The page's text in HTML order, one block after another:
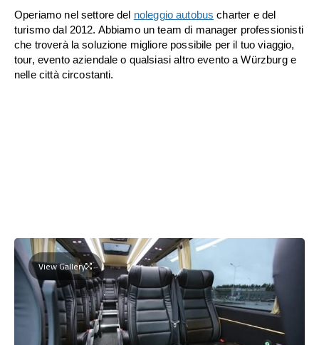
Operiamo nel settore del noleggio autobus charter e del
turismo dal 2012. Abbiamo un team di manager professionisti
che troverà la soluzione migliore possibile per il tuo viaggio,
tour, evento aziendale o qualsiasi altro evento a Würzburg e
nelle città circostanti.
View Gallery